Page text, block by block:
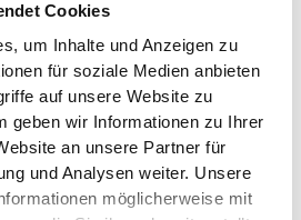
Cookies
um Inhalte und Anzeigen zu
für soziale Medien anbieten
auf unsere Website zu
geben wir Informationen zu Ihrer
an unsere Partner für
und Analysen weiter. Unsere
möglicherweise mit